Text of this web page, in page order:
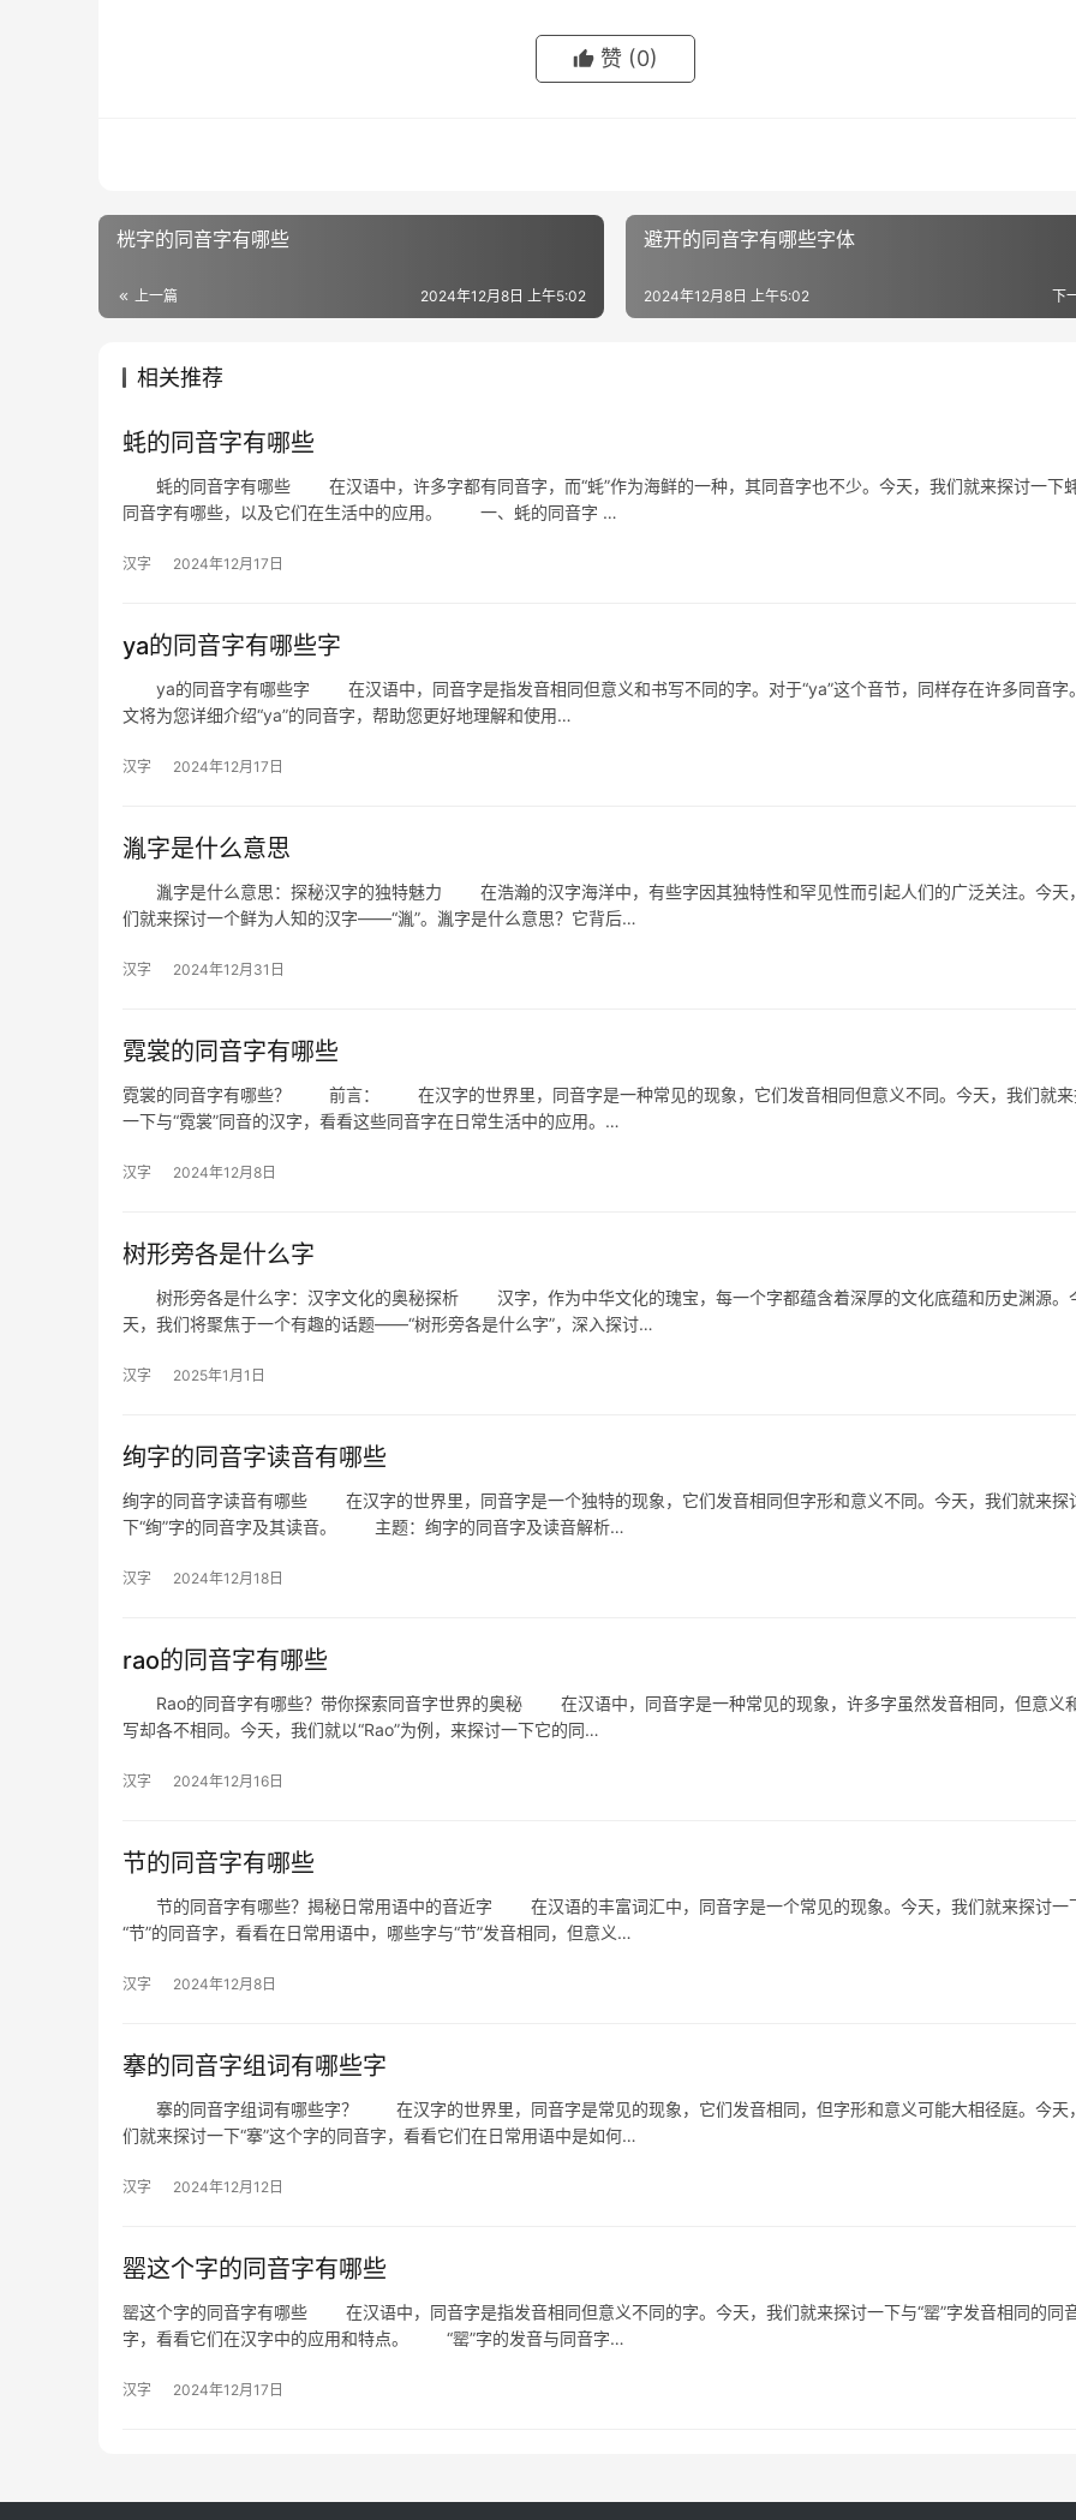
赞 (0)
桄字的同音字有哪些
上一篇 2024年12月8日 上午5:02
避开的同音字有哪些字体
下
2024年12月8日 上午5:02
相关推荐
蚝的同音字有哪些
蚝的同音字有哪些 在汉语中，许多字都有同音字，而“蚝”作为海鲜的一种，其同音字也不少。今天，我们就来探讨一下
同音字有哪些，以及它们在生活中的应用。 一、蚝的同音字 …
汉字 2024年12月17日
ya的同音字有哪些字
ya的同音字有哪些字 在汉语中，同音字是指发音相同但意义和书写不同的字。对于“ya”这个音节，同样存在许多同音字
文将为您详细介绍“ya”的同音字，帮助您更好地理解和使用…
汉字 2024年12月17日
湚字是什么意思
湚字是什么意思：探秘汉字的独特魅力 在浩瀚的汉字海洋中，有些字因其独特性和罕见性而引起人们的广泛关注。今天
们就来探讨一个鲜为人知的汉字——“湚”。湚字是什么意思？它背后…
汉字 2024年12月31日
霓裳的同音字有哪些
霓裳的同音字有哪些？ 前言： 在汉字的世界里，同音字是一种常见的现象，它们发音相同但意义不同。今天，我们就来
一下与“霓裳”同音的汉字，看看这些同音字在日常生活中的应用。…
汉字 2024年12月8日
树形旁各是什么字
树形旁各是什么字：汉字文化的奥秘探析 汉字，作为中华文化的瑰宝，每一个字都蕴含着深厚的文化底蕴和历史渊源。
天，我们将聚焦于一个有趣的话题——“树形旁各是什么字”，深入探讨…
汉字 2025年1月1日
绚字的同音字读音有哪些
绚字的同音字读音有哪些 在汉字的世界里，同音字是一个独特的现象，它们发音相同但字形和意义不同。今天，我们就来探
下“绚”字的同音字及其读音。 主题：绚字的同音字及读音解析…
汉字 2024年12月18日
rao的同音字有哪些
Rao的同音字有哪些？带你探索同音字世界的奥秘 在汉语中，同音字是一种常见的现象，许多字虽然发音相同，但意义
写却各不相同。今天，我们就以“Rao”为例，来探讨一下它的同…
汉字 2024年12月16日
节的同音字有哪些
节的同音字有哪些？揭秘日常用语中的音近字 在汉语的丰富词汇中，同音字是一个常见的现象。今天，我们就来探讨一
“节”的同音字，看看在日常用语中，哪些字与“节”发音相同，但意义…
汉字 2024年12月8日
搴的同音字组词有哪些字
搴的同音字组词有哪些字？ 在汉字的世界里，同音字是常见的现象，它们发音相同，但字形和意义可能大相径庭。今天
们就来探讨一下“搴”这个字的同音字，看看它们在日常用语中是如何…
汉字 2024年12月12日
罂这个字的同音字有哪些
罂这个字的同音字有哪些 在汉语中，同音字是指发音相同但意义不同的字。今天，我们就来探讨一下与“罂”字发音相同的同
字，看看它们在汉字中的应用和特点。 “罂”字的发音与同音字…
汉字 2024年12月17日